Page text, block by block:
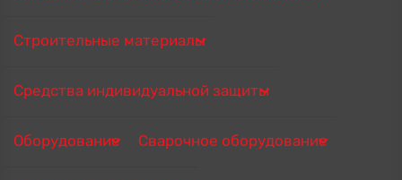
Строительные материалы
Средства индивидуальной защиты
Оборудование Сварочное оборудование